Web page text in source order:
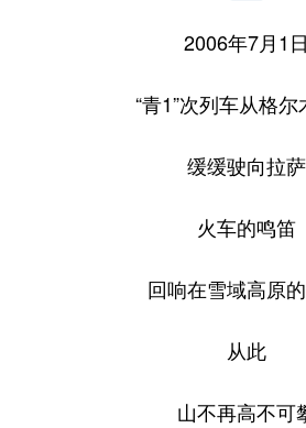
2006年7月1日
“青1”次列车从格
缓缓驶向拉萨
火车的鸣笛
回响在雪域高原
从此
山不再高不可